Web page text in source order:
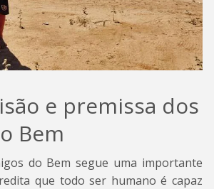
e premissa dos
Bem
do Bem segue uma importante
que todo ser humano é capaz